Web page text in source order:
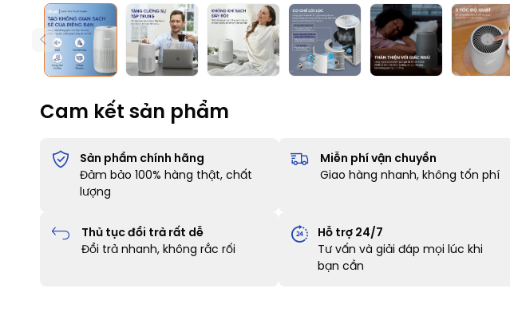
Cam kết sản phẩm
Sản phẩm chính hãng
Đảm bảo 100% hàng thật, chất
lượng
Miễn phí vận chuyển
Giao hàng nhanh, không tốn phí
Thủ tục đổi trả rất dễ
Đổi trả nhanh, không rắc rối
Hỗ trợ 24/7
Tư vấn và giải đáp mọi lúc khi
bạn cần